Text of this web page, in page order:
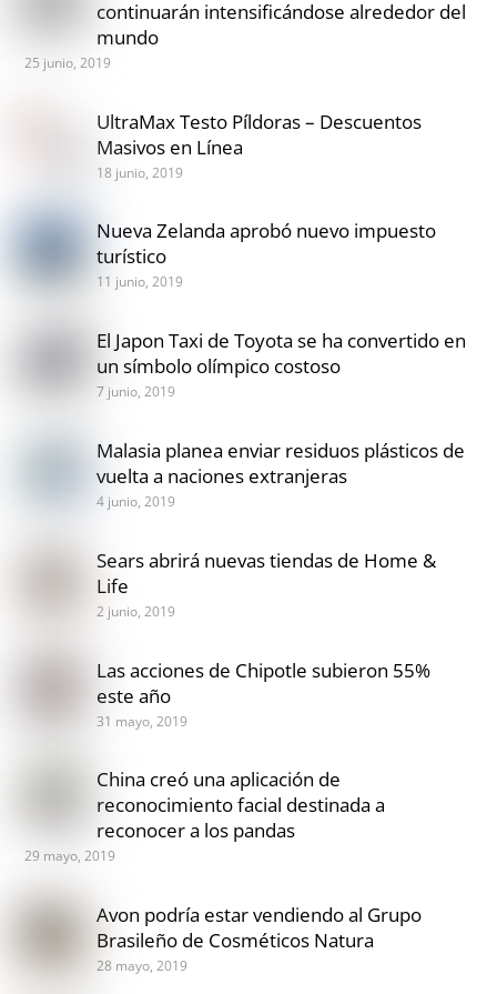
continuarán intensificándose alrededor del
mundo
25 junio, 2019
UltraMax Testo Píldoras – Descuentos
Masivos en Línea
18 junio, 2019
Nueva Zelanda aprobó nuevo impuesto
turístico
11 junio, 2019
El Japon Taxi de Toyota se ha convertido en
un símbolo olímpico costoso
7 junio, 2019
Malasia planea enviar residuos plásticos de
vuelta a naciones extranjeras
4 junio, 2019
Sears abrirá nuevas tiendas de Home &
Life
2 junio, 2019
Las acciones de Chipotle subieron 55%
este año
31 mayo, 2019
China creó una aplicación de
reconocimiento facial destinada a
reconocer a los pandas
29 mayo, 2019
Avon podría estar vendiendo al Grupo
Brasileño de Cosméticos Natura
28 mayo, 2019